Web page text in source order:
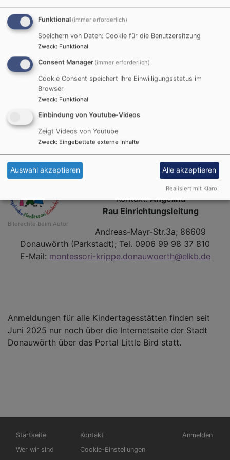
Offenheit für Neues.
Selbständig will das Kind den Dingen auf den Grund
gehen und sich auf selbst gestellte Aufgaben
konzentrieren.
In unserer Krippe werden die Kinder in ihren
persönlichen Entwicklungsprozessen begleitet. Wir
bieten ihnen Sicherheit, Wohlbefinden und Raum für
Entfaltung.
Uns ist eine intensive Zusammenarbeit mit Ihnen als
Eltern besonders wichtig. Für den Austausch bieten wir
Ihnen vielfältige Möglichkeiten.
Bildrechte beim Autor
Kontakt:Angelina
Rau Einrichtungsleitung
Andreas-Mayr-Str.3a; 86609
Donauwörth (Parkstadt); Tel. 0906 99 98 37 810
E-Mail: montessori-krippe.donauwoerth@elkb.de
Anmeldungen für alle Kindertagesstätten finden seit
Juni 2025 nur noch über die Internetseite der Stadt
Donauwörth über das Portal Little Bird statt.
Hauptnavigation
Startseite
Wer wir sind
Fußbereichsmenü
Kontakt
Cookie-Einstellungen
Anmelden
Funktional (immer erforderlich)
Speichern von Daten: Cookie für die Benutzersitzung
Zweck: Funktional
Consent Manager (immer erforderlich)
Cookie Consent speichert Ihre Einwilligungsstatus im
Browser
Zweck: Funktional
Einbindung von Youtube-Videos
Zeigt Videos von Youtube
Zweck: Eingebettete externe Inhalte
Auswahl akzeptieren Alle akzeptieren
Realisiert mit Klaro!